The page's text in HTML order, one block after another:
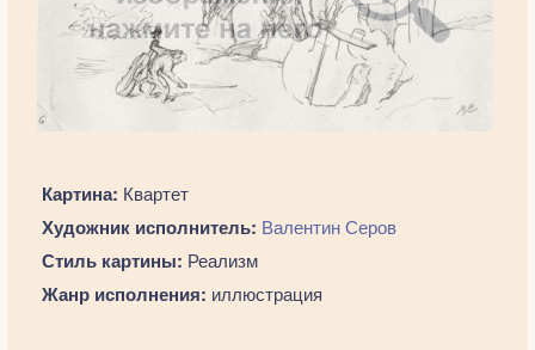
Картина: Квартет
Художник исполнитель: Валентин Серов
Стиль картины: Реализм
Жанр исполнения: иллюстрация